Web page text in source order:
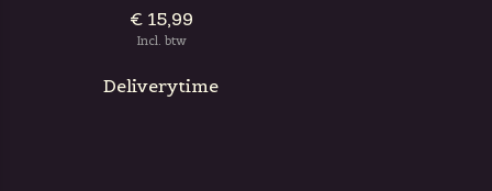
€ 15,99
Incl. btw
Deliverytime